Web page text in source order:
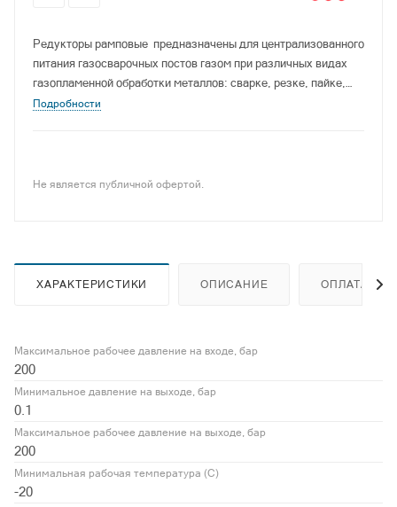
Редукторы рамповые предназначены для централизованного
питания газосварочных постов газом при различных видах
газопламенной обработки металлов: сварке, резке, пайке,
газотермическом напылении покрытий.
Подробности
Не является публичной офертой.
ХАРАКТЕРИСТИКИ ОПИСАНИЕ ОПЛАТА
Максимальное рабочее давление на входе, бар
200
Минимальное давление на выходе, бар
0.1
Максимальное рабочее давление на выходе, бар
200
Минимальная рабочая температура (С)
-20